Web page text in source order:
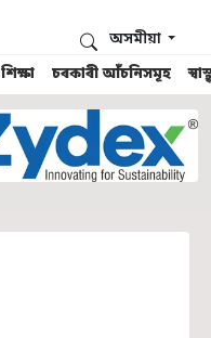
শিক্ষা চৰকাৰী আঁচনিসমূহ
অসমীয়া